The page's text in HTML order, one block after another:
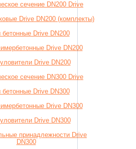
сечение DN200 Drive
Drive DN200 (комплекты)
бетонные Drive DN200
Drive DN200
Drive DN200
сечение DN300 Drive
бетонные Drive DN300
Drive DN300
Drive DN300
принадлежности Drive
DN300